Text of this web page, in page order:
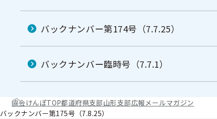
バックナンバー第174号（7.7.25）
バックナンバー臨時号（7.7.1）
協会けんぽTOP都道府県支部山形支部広報メールマガジン
バックナンバー第175号（7.8.25）